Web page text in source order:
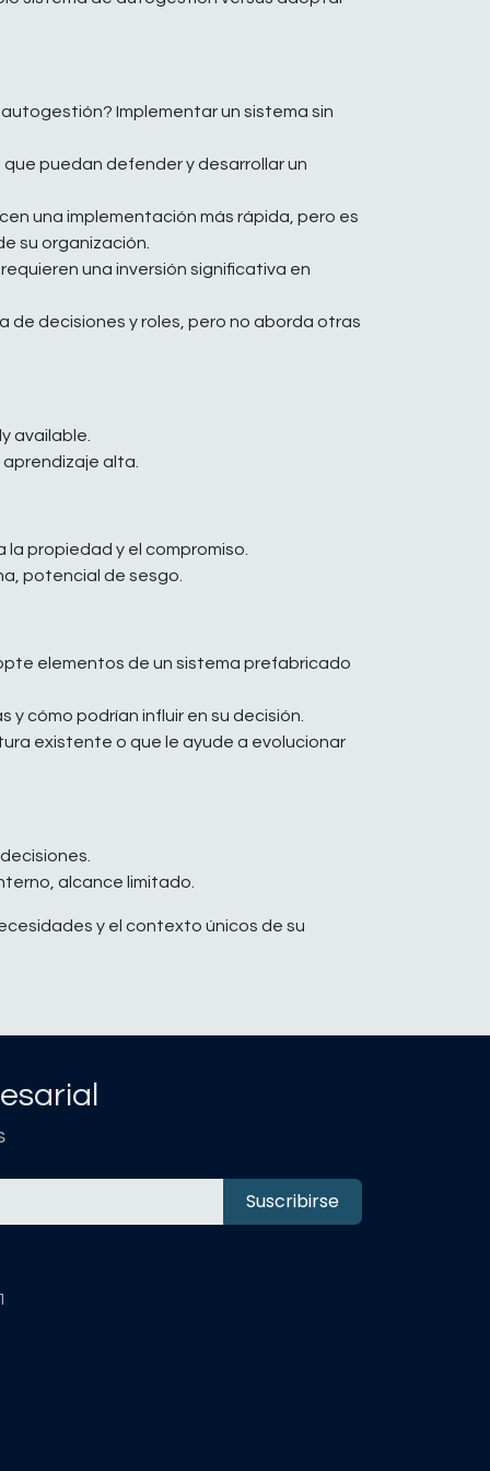
Implementar un sistema sin
puedan defender y desarrollar un
una implementación más rápida, pero es
su organización.
una inversión significativa en
de decisiones y roles, pero no aborda otras
available.
alta.
propiedad y el compromiso.
potencial de sesgo.
elementos de un sistema prefabricado
cómo podrían influir en su decisión.
existente o que le ayude a evolucionar
alcance limitado.
y el contexto únicos de su
Suscribirse